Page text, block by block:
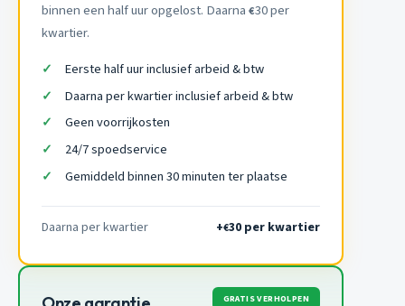
binnen een half uur opgelost. Daarna €30 per
kwartier.
Eerste half uur inclusief arbeid & btw
Daarna per kwartier inclusief arbeid & btw
Geen voorrijkosten
24/7 spoedservice
Gemiddeld binnen 30 minuten ter plaatse
Daarna per kwartier +€30 per kwartier
GRATIS VERHOLPEN